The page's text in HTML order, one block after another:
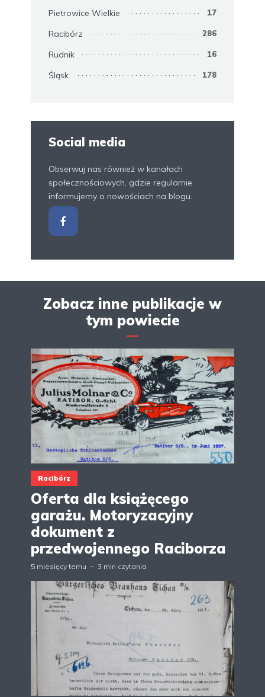
Pietrowice Wielkie 17
Racibórz 286
Rudnik 16
Śląsk 178
Social media
Obserwuj nas również w kanałach
społecznościowych, gdzie regularnie
informujemy o nowościach na blogu.
Zobacz inne publikacje w
tym powiecie
Racibórz
Oferta dla książęcego
garażu. Motoryzacyjny
dokument z
przedwojennego Raciborza
5 miesięcy temu 3 min czytania